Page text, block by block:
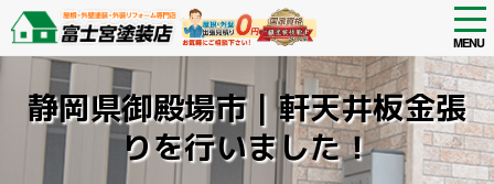
main
content
MENU
静岡県御殿場市｜軒天井板金張
りを行いました！